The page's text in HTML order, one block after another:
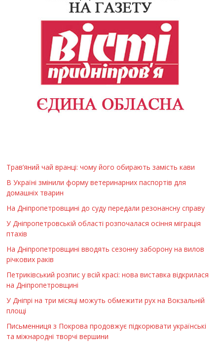
Трав’яний чай вранці: чому його обирають замість кави
В Україні змінили форму ветеринарних паспортів для
домашніх тварин
На Дніпропетровщині до суду передали резонансну справу
У Дніпропетровській області розпочалася осіння міграція
птахів
На Дніпропетровщині вводять сезонну заборону на вилов
річкових раків
Петриківський розпис у всій красі: нова виставка відкрилася
на Дніпропетровщині
У Дніпрі на три місяці можуть обмежити рух на Вокзальній
площі
Письменниця з Покрова продовжує підкорювати українські
та міжнародні творчі вершини